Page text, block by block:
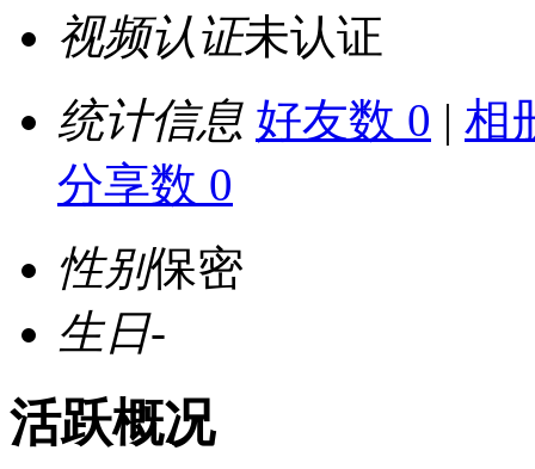
视频认证未认证
统计信息 好友数 0 | 相
分享数 0
性别保密
生日-
活跃概况